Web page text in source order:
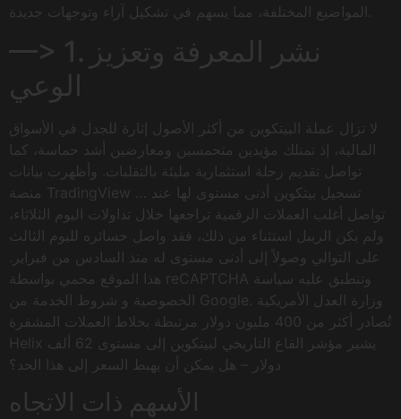
—> 1. نشر المعرفة وتعزيز
الوعي
لا تزال عملة البيتكوين من أكثر الأصول إثارة للجدل في الأسواق
المالية، إذ تمتلك مؤيدين متحمسين ومعارضين أشد حماسة، كما
تواصل تقديم رحلة استثمارية مليئة بالتقلبات. وأظهرت بيانات
منصة TradingView تسجيل بيتكوين أدنى مستوى لها عند …
تواصل أغلب العملات الرقمية تراجعها خلال تداولات اليوم الثلاثاء،
ولم يكن الريبل استثناء من ذلك، فقد واصل خسائره لليوم الثالث
على التوالي وصولاً إلى أدنى مستوى له منذ السادس من فبراير.
هذا الموقع محمي بواسطة reCAPTCHA وتنطبق عليه سياسة
الخصوصية و شروط الخدمة من Google. وزارة العدل الأمريكية
تُصادر أكثر من 400 مليون دولار مرتبطة بخلاط العملات المشفرة
Helix يشير مؤشر القاع التاريخي لبيتكوين إلى مستوى 62 ألف
دولار – هل يمكن أن يهبط السعر إلى هذا الحد؟
الأسهم ذات الاتجاه